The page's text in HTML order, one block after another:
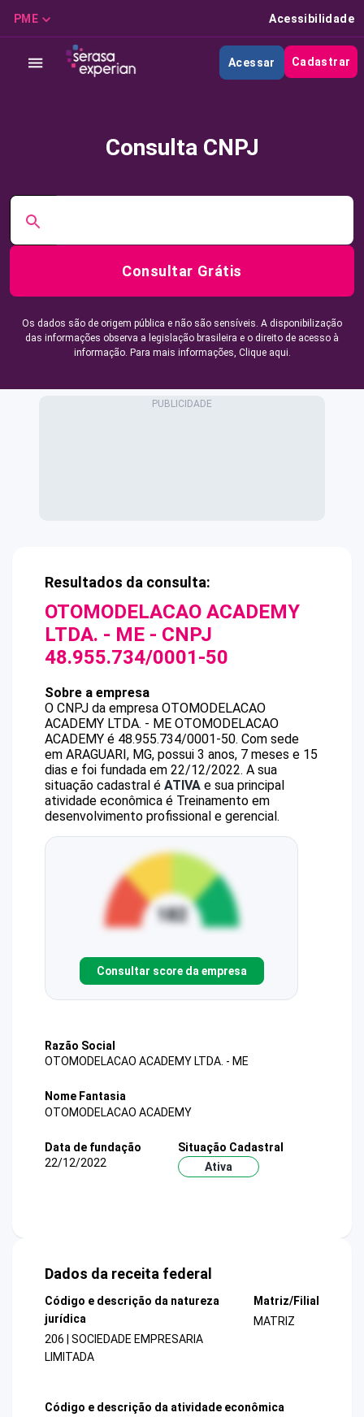
PME Acessibilidade
Acessar Cadastrar
Consulta CNPJ
Consultar Grátis
Os dados são de origem pública e não são sensíveis. A disponibilização
das informações observa a legislação brasileira e o direito de acesso à
informação. Para mais informações, Clique aqui.
Resultados da consulta:
OTOMODELACAO ACADEMY
LTDA. - ME - CNPJ
48.955.734/0001-50
Sobre a empresa
O CNPJ da empresa OTOMODELACAO
ACADEMY LTDA. - ME OTOMODELACAO
ACADEMY é 48.955.734/0001-50. Com sede
em ARAGUARI, MG, possui 3 anos, 7 meses e 15
dias e foi fundada em 22/12/2022. A sua
situação cadastral é ATIVA e sua principal
atividade econômica é Treinamento em
desenvolvimento profissional e gerencial.
Consultar score da empresa
Razão Social
OTOMODELACAO ACADEMY LTDA. - ME
Nome Fantasia
OTOMODELACAO ACADEMY
Data de fundação
22/12/2022
Situação Cadastral
Ativa
Dados da receita federal
Código e descrição da natureza
jurídica
206 | SOCIEDADE EMPRESARIA
LIMITADA
Matriz/Filial
MATRIZ
Código e descrição da atividade econômica